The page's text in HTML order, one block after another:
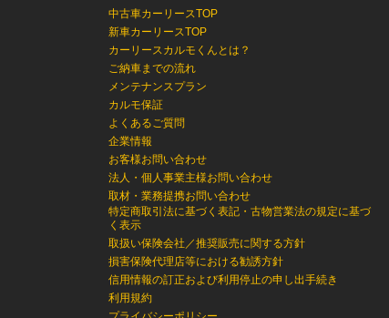
中古車カーリースTOP
新車カーリースTOP
カーリースカルモくんとは？
ご納車までの流れ
メンテナンスプラン
カルモ保証
よくあるご質問
企業情報
お客様お問い合わせ
法人・個人事業主様お問い合わせ
取材・業務提携お問い合わせ
特定商取引法に基づく表記・古物営業法の規定に基づ
く表示
取扱い保険会社／推奨販売に関する方針
損害保険代理店等における勧誘方針
信用情報の訂正および利用停止の申し出手続き
利用規約